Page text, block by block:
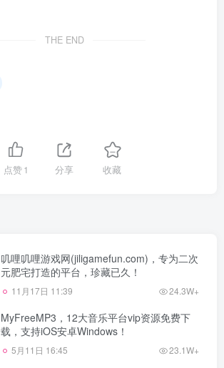
THE END
点赞1 分享 收藏
叽哩叽哩游戏网(jiligamefun.com)，专为二次
元肥宅打造的平台，珍藏已久！
11月17日 11:39 24.3W+
MyFreeMP3，12大音乐平台vip资源免费下
载，支持iOS安卓Windows！
5月11日 16:45 23.1W+